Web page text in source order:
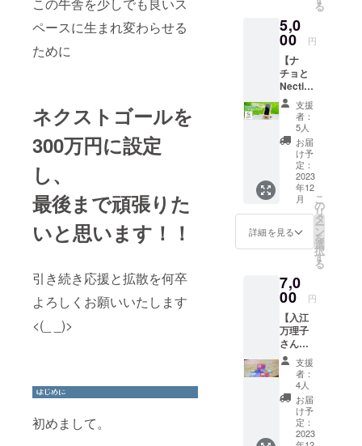
ペースに生まれ変わらせる
ために
ネクストゴールを
300万円に設定
し、
最後まで頑張りた
いと思います！！
引き続き応援と拡散を何卒
よろしくお願いいたします
<(_ _)>
初めまして。
URLを
メール
※本リ
ターン
の内容
を無断
で転
載・公
開する
ことは
禁止と
させて
いただ
きま
す。ご
了承頂
ます。
しまし
た！！
性別、
年齢を
問わず
使って
いただ
ける使
い勝手
のよい
おしゃ
れな
キーホ
ルダー
です！
サイズ
全体の
約13cm
の幅：
約
カラー
はナ
チュラ
ルのみ
です。
経年変
化で色
が変
わって
いきま
る
5,0
00 円
【ナ
チョと
Nection
が廃材
で作っ
たスマ
ホスタ
ンド】
牛舎の
リノ
ベー
ション
に際
し、壁
や床な
す。 そ
の際に
出た廃
材を
使って
メン
バーみ
んなで
スマホ
スタン
ドを作
りまし
た！！
支援
者：
5人
お届
け予
定：
2023
年12
月
詳細を見る
こ
の
リ
タ
ー
ン
を
選
択
す
る
7,0
00 円
【入江
万理子
さんの
2024年
卓上カ
レン
ダーと
ポスト
カード5
枚セッ
支援
者：
4人
お届
け予
定：
2023